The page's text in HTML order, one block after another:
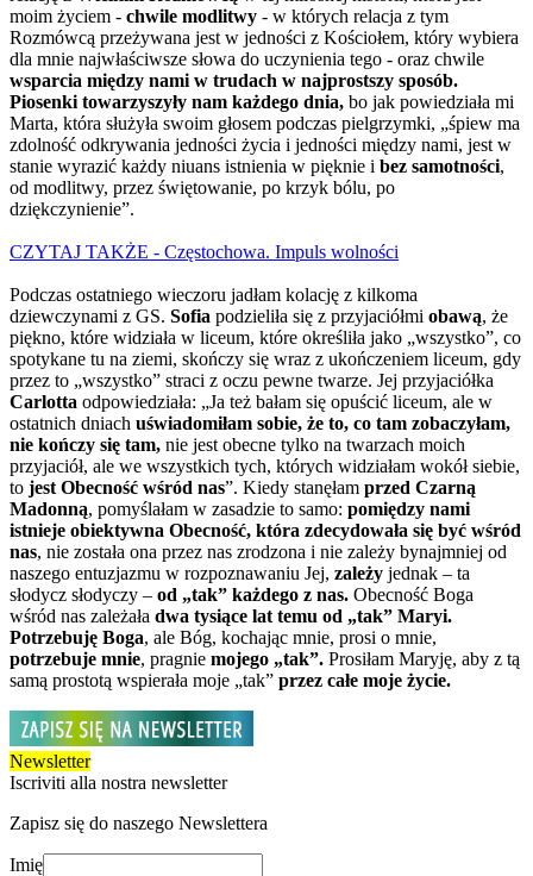
moim życiem - chwile modlitwy - w których relacja z tym
Rozmówcą przeżywana jest w jedności z Kościołem, który wybiera
dla mnie najwłaściwsze słowa do uczynienia tego - oraz chwile
wsparcia między nami w trudach w najprostszy sposób.
Piosenki towarzyszyły nam każdego dnia, bo jak powiedziała mi
Marta, która służyła swoim głosem podczas pielgrzymki, „śpiew ma
zdolność odkrywania jedności życia i jedności między nami, jest w
stanie wyrazić każdy niuans istnienia w pięknie i bez samotności,
od modlitwy, przez świętowanie, po krzyk bólu, po
dziękczynienie”.
CZYTAJ TAKŻE - Częstochowa. Impuls wolności
Podczas ostatniego wieczoru jadłam kolację z kilkoma
dziewczynami z GS. Sofia podzieliła się z przyjaciółmi obawą, że
piękno, które widziała w liceum, które określiła jako „wszystko”, co
spotykane tu na ziemi, skończy się wraz z ukończeniem liceum, gdy
przez to „wszystko” straci z oczu pewne twarze. Jej przyjaciółka
Carlotta odpowiedziała: „Ja też bałam się opuścić liceum, ale w
ostatnich dniach uświadomiłam sobie, że to, co tam zobaczyłam,
nie kończy się tam, nie jest obecne tylko na twarzach moich
przyjaciół, ale we wszystkich tych, których widziałam wokół siebie,
to jest Obecność wśród nas”. Kiedy stanęłam przed Czarną
Madonną, pomyślałam w zasadzie to samo: pomiędzy nami
istnieje obiektywna Obecność, która zdecydowała się być wśród
nas, nie została ona przez nas zrodzona i nie zależy bynajmniej od
naszego entuzjazmu w rozpoznawaniu Jej, zależy jednak – ta
słodycz słodyczy – od „tak” każdego z nas. Obecność Boga
wśród nas zależała dwa tysiące lat temu od „tak” Maryi.
Potrzebuję Boga, ale Bóg, kochając mnie, prosi o mnie,
potrzebuje mnie, pragnie mojego „tak”. Prosiłam Maryję, aby z tą
samą prostotą wspierała moje „tak” przez całe moje życie.
Newsletter
Iscriviti alla nostra newsletter
Zapisz się do naszego Newslettera
Imię